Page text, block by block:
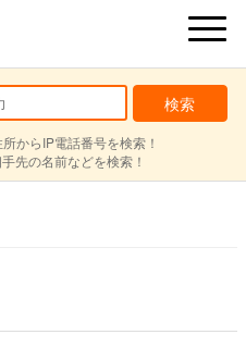
からIP電話番号を検索！
先の名前などを検索！